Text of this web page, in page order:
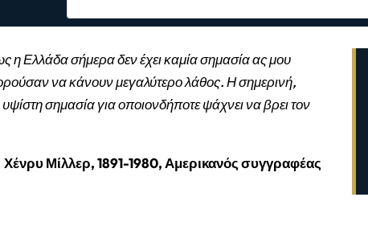
η Ελλάδα σήμερα δεν έχει καμία σημασία ας μου
να κάνουν μεγαλύτερο λάθος. Η σημερινή,
σημασία για οποιονδήποτε ψάχνει να βρει τον
Χένρυ Μίλλερ, 1891-1980, Αμερικανός συγγραφέας